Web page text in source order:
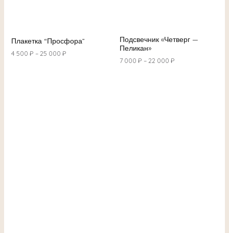
Плакетка “Просфора”
4 500 ₽ –25 000 ₽
Подсвечник «Четверг —
Пеликан»
7 000 ₽ –22 000 ₽